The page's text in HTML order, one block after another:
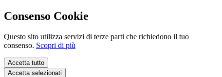
Consenso Cookie
Questo sito utilizza servizi di terze parti che richiedono il tuo
consenso. Scopri di più
Accetta tutto
Accetta selezionati